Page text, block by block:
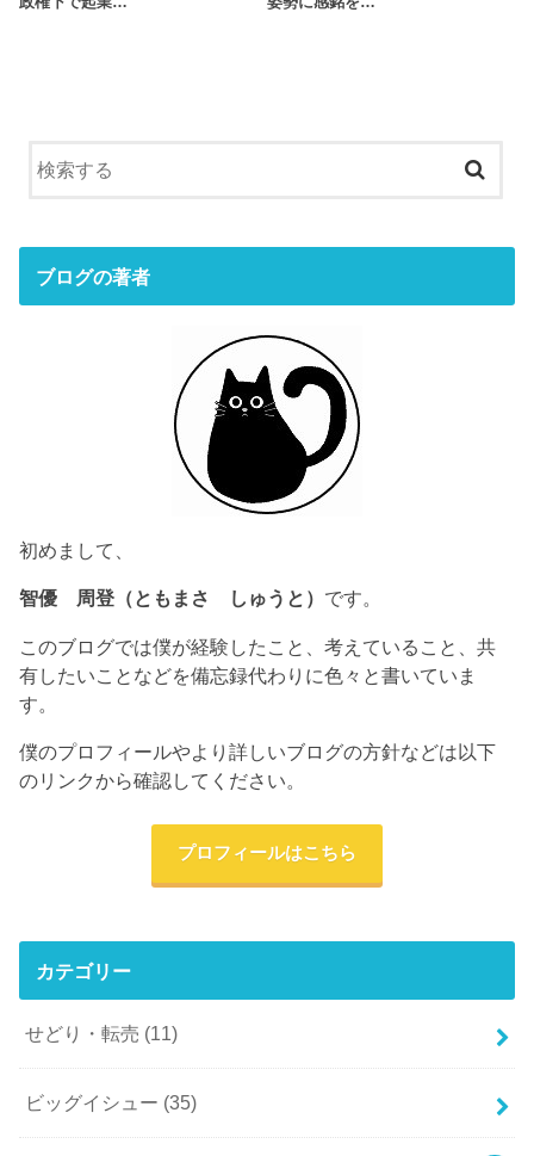
ブログの著者
初めまして、
智優 周登（ともまさ しゅうと） です。
このブログでは僕が経験したこと、考えていること、共
有したいことなどを備忘録代わりに色々と書いていま
す。
僕のプロフィールやより詳しいブログの方針などは以下
のリンクから確認してください。
プロフィールはこちら
カテゴリー
せどり・転売 (11)
ビッグイシュー (35)